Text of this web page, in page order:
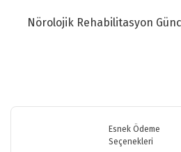
Nörolojik Rehabilitasyon
Ürün resmi kalitesiz, bozuk veya
Esnek Ödeme
Seçenekleri